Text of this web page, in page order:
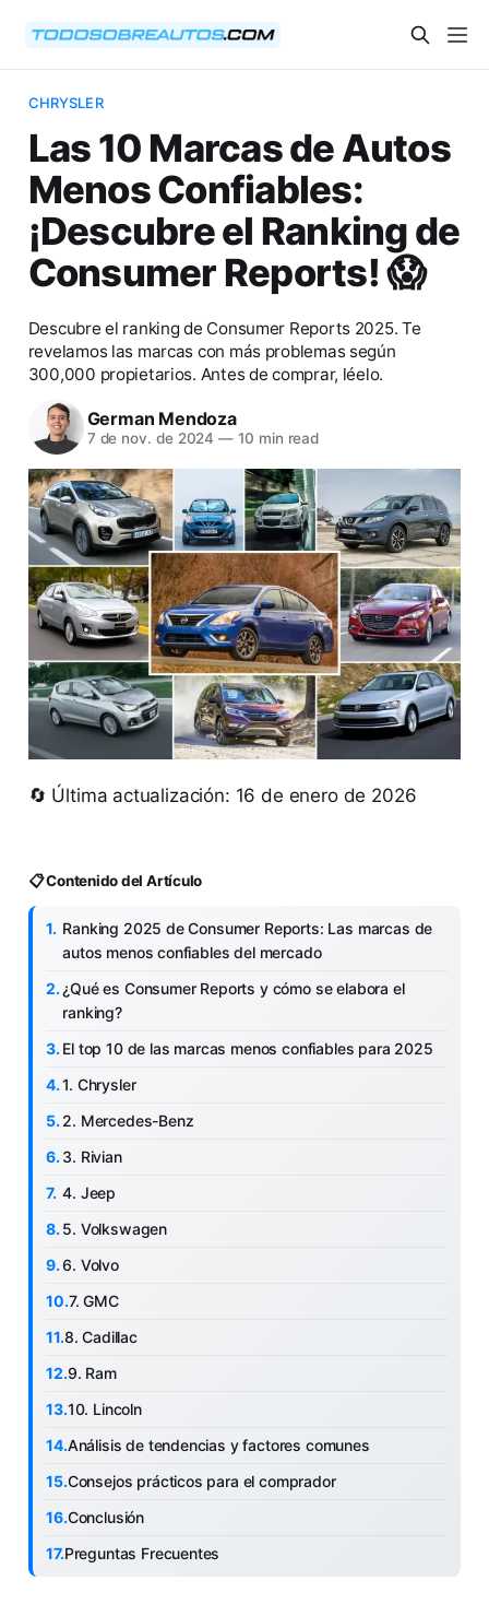
CHRYSLER
Las 10 Marcas de Autos
Menos Confiables:
¡Descubre el Ranking de
Consumer Reports! 😱
Descubre el ranking de Consumer Reports 2025. Te
revelamos las marcas con más problemas según
300,000 propietarios. Antes de comprar, léelo.
German Mendoza
7 de nov. de 2024 — 10 min read
🔄 Última actualización: 16 de enero de 2026
📋 Contenido del Artículo
Ranking 2025 de Consumer Reports: Las marcas de
autos menos confiables del mercado
¿Qué es Consumer Reports y cómo se elabora el
ranking?
El top 10 de las marcas menos confiables para 2025
1. Chrysler
2. Mercedes-Benz
3. Rivian
4. Jeep
5. Volkswagen
6. Volvo
7. GMC
8. Cadillac
9. Ram
10. Lincoln
Análisis de tendencias y factores comunes
Consejos prácticos para el comprador
Conclusión
Preguntas Frecuentes